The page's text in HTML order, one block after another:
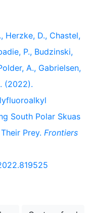
Herzke, D., Chastel,
P., Budzinski,
A., Gabrielsen,
(2022).
South Polar Skuas
Prey. Frontiers